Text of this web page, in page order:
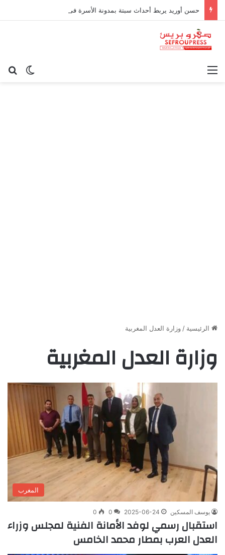
الوضع القائمة
الرئيسية / وزارة العدل المغربية
وزارة العدل المغربية
المغرب
يوسف المسكين 2025-06-24
0
0
استقبال رسمي لوفد الأمانة الفنية لمجلس وزراء
العدل العرب بمطار محمد الخامس